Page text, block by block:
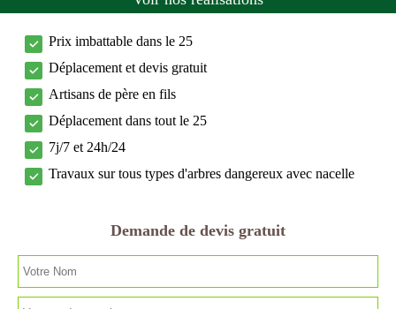
Prix imbattable dans le 25
Déplacement et devis gratuit
Artisans de père en fils
Déplacement dans tout le 25
7j/7 et 24h/24
Travaux sur tous types d'arbres dangereux avec nacelle
Demande de devis gratuit